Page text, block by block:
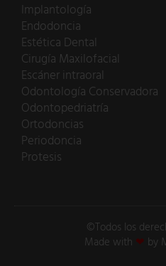
Implantología
Endodoncia
Estética Dental
Cirugía Maxilofacial
Escáner intraoral
Odontología Conservadora
Odontopedriatría
Ortodoncias
Periodoncia
Protesis
©Todos los
Made with ❤ by